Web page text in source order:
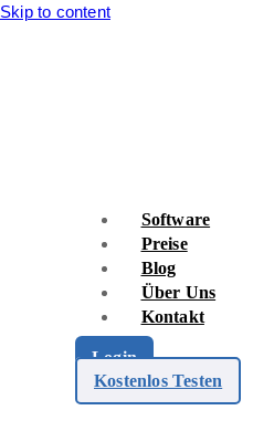
Skip to content
Software
Preise
Blog
Über Uns
Kontakt
Login
Kostenlos Testen